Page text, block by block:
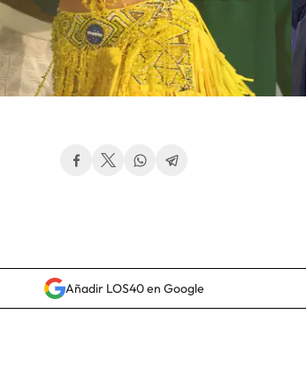
Añadir LOS40 en Google